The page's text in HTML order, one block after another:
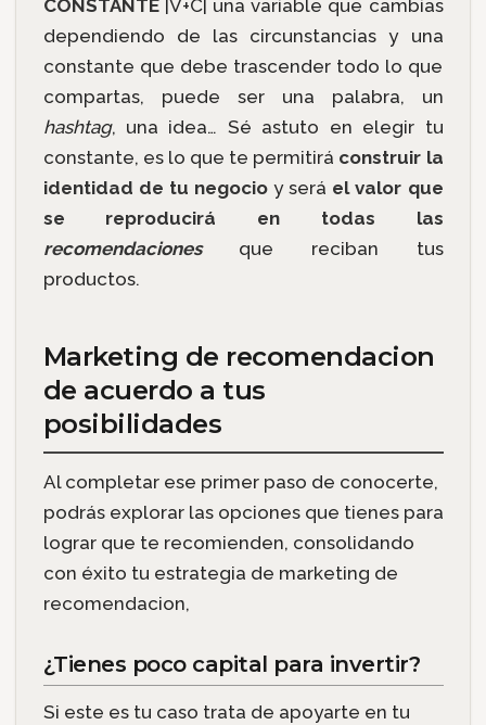
CONSTANTE|V+C| una variable que cambias
dependiendo de las circunstancias y una
constante que debe trascender todo lo que
compartas, puede ser una palabra, un
hashtag, una idea… Sé astuto en elegir tu
constante, es lo que te permitirá construir la
identidad de tu negocioy será el valor que
se reproducirá en todas las
recomendacionesque reciban tus
productos.
Marketing de recomendacion
de acuerdo a tus
posibilidades
Al completar ese primer paso de conocerte,
podrás explorar las opciones que tienes para
lograr que te recomienden, consolidando
con éxito tu estrategia de marketing de
recomendacion,
¿Tienes poco capital para invertir?
Si este es tu caso trata de apoyarte en tu